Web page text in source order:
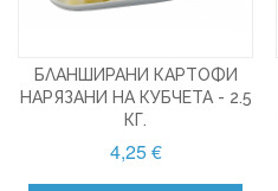
БЛАНШИРАНИ КАРТОФИ
НАРЯЗАНИ НА КУБЧЕТА - 2.5
КГ.
4,25 €